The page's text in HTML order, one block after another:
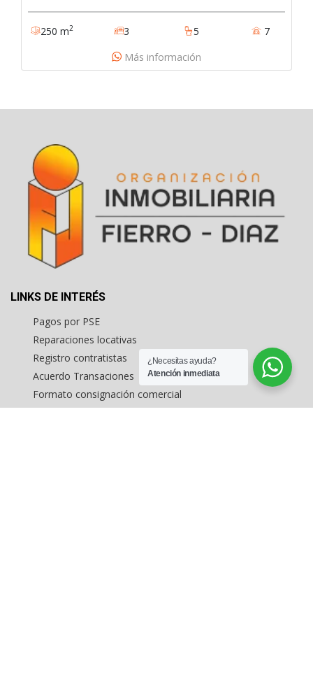
250 m2 3 5
7
Más información
LINKS DE INTERÉS
Pagos por PSE
Reparaciones locativas
Registro contratistas
Acuerdo Transaciones
Formato consignación comercial
Formato captación vivienda
¿Necesitas ayuda?
Atención inmediata